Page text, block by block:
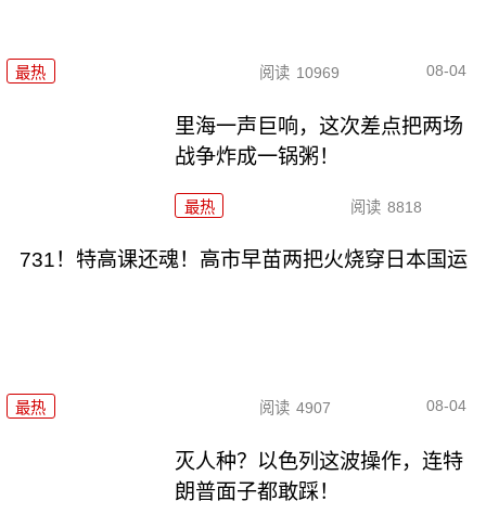
最热 阅读 10969 08-04
里海一声巨响，这次差点把两场
战争炸成一锅粥！
最热 阅读 8818
731！特高课还魂！高市早苗两把火烧穿日本国运
最热 阅读 4907 08-04
灭人种？以色列这波操作，连特
朗普面子都敢踩！